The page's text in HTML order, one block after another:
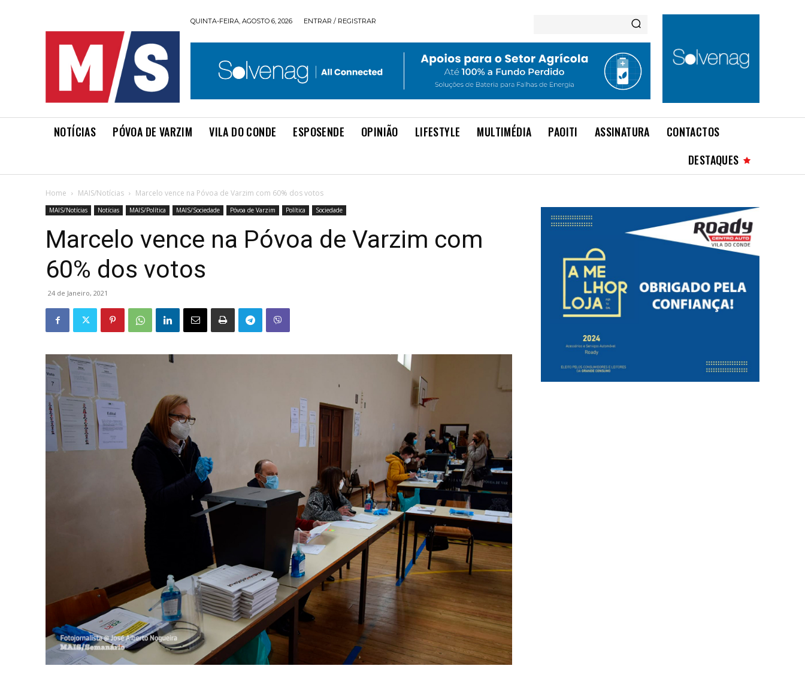
QUINTA-FEIRA, AGOSTO 6, 2026 ENTRAR / REGISTRAR
NOTÍCIAS PÓVOA DE VARZIM VILA DO CONDE ESPOSENDE OPINIÃO LIFESTYLE MULTIMÉDIA PAOITI ASSINATURA
CONTACTOS
DESTAQUES
Home MAIS/Notícias Marcelo vence na Póvoa de Varzim com 60% dos votos
MAIS/Notícias Notícias MAIS/Política MAIS/Sociedade Póvoa de Varzim Política Sociedade
Marcelo vence na Póvoa de Varzim com
60% dos votos
24 de Janeiro, 2021